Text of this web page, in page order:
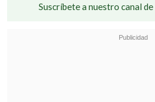
Suscríbete a nuestro canal de